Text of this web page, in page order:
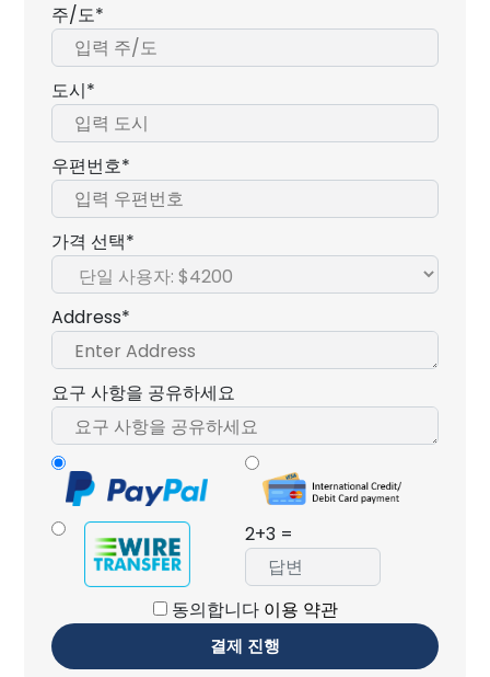
주/도*
도시*
우편번호*
가격 선택*
Address*
요구 사항을 공유하세요
2+3 =
동의합니다 이용 약관